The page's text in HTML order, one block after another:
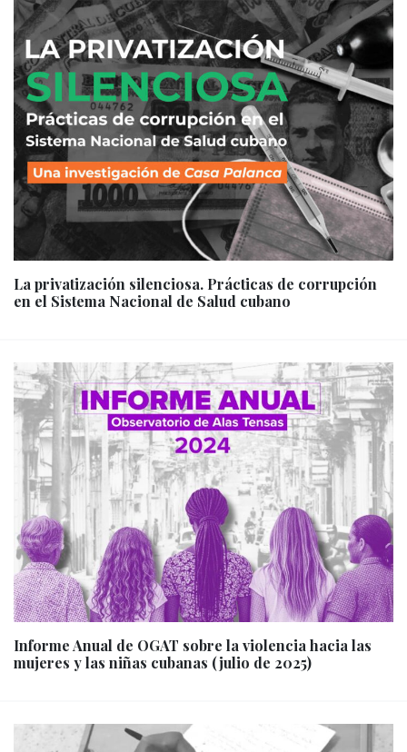
La privatización silenciosa. Prácticas de corrupción
en el Sistema Nacional de Salud cubano
Informe Anual de OGAT sobre la violencia hacia las
mujeres y las niñas cubanas (julio de 2025)